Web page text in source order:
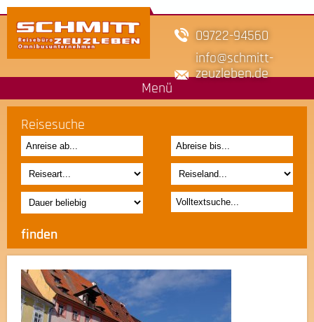
09722-94560
info schmitt-
zeuzleben.de
Menü
Reisesuche